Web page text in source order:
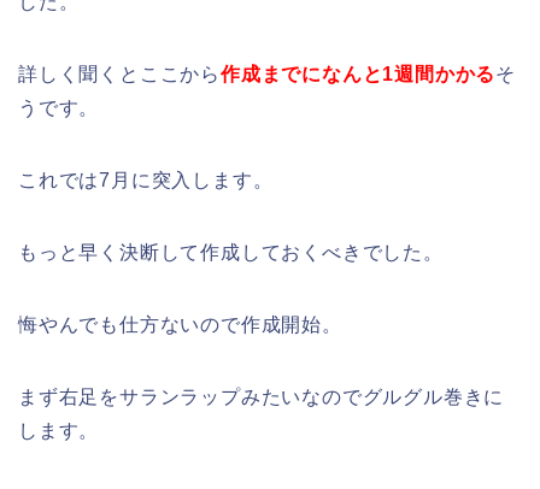
詳しく聞くとここから作成までになんと1週間かかるそ
うです。
これでは7月に突入します。
もっと早く決断して作成しておくべきでした。
悔やんでも仕方ないので作成開始。
まず右足をサランラップみたいなのでグルグル巻きに
します。